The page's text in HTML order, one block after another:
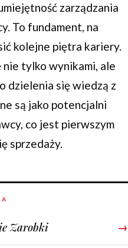
zarządzania
To fundament, na
kolejne piętra kariery.
tylko wynikami, ale
dzielenia się wiedzą z
są jako potencjalni
co jest pierwszym
sprzedaży.
Zarobki →